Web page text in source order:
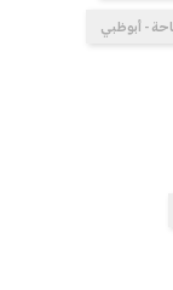
- أبوظبي